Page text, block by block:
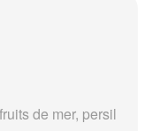
de mer, persil